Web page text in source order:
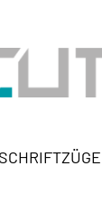
SCHRIFTZÜGE